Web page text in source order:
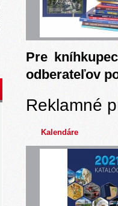
Pre
odberateľov
Reklamné
Kalendáre